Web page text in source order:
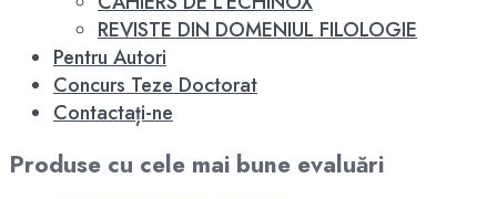
REVISTE DIN DOMENIUL FILOLOGIE
Pentru Autori
Concurs Teze Doctorat
Contactați-ne
Produse cu cele mai bune evaluări